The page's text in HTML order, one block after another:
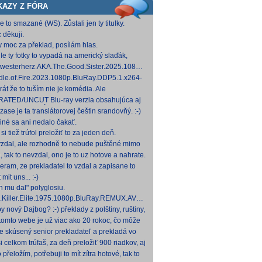
Z FÓRA
to smazané (WS). Zůstali jen ty titulky.
děkuji.
moc za překlad, posílám hlas.
ty fotky to vypadá na americký slaďák,
opak je pravdou..... Kdysi jsem četl i
cinepth [5,88 GB] Nemecké
[18,74 GB]
že to tuším nie je komédia. Ale
sa môže konať. Možno príde aj
pes a tomu
UNCUT Blu-ray verzia obsahujúca aj
Skarsgårda, explicitnejšie zábery sexu
je ta translátorovej češtin srandovňý. :-)
sa ani nedalo čakať.
si tiež trúfol preložiť to za jeden deň.
ale rozhodně to nebude puštěné mimo
Samozřejmě překladač.
tak to nevzdal, ono je to uz hotove a nahrate.
ze prekladatel to vzdal a zapisane to
mit uns... :-)
mu dal" polyglosiu.
[21,73 GB] Dnes na WS.
nový Dajbog? :-) překlady z polštiny, ruštiny,
francouzštiny, angličtiny (12-24 hod
webe je už viac ako 20 rokoc, čo môže
vyšší vek (pokojne aj nad 40, či 50).
skúsený senior prekladateľ a prekladá vo
pre Netflix, HBO a iné, nemal by to byť
celkom trúfaš, za deň preložiť 900 riadkov, aj
a nenáročných, plus úprava
přeložím, potřebuji to mít zítra hotové, tak to